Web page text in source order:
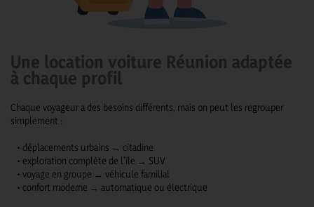
Une location voiture Réunion adaptée
à chaque profil
Chaque voyageur a des besoins différents, mais on peut les regrouper
simplement :
• déplacements urbains → citadine
• exploration complète de l’île → SUV
• voyage en groupe → véhicule familial
• confort moderne → automatique ou électrique